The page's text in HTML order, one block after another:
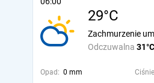
29°C
Odczuwalna 31°C
Zachmurzenie
Opad: 0 mm